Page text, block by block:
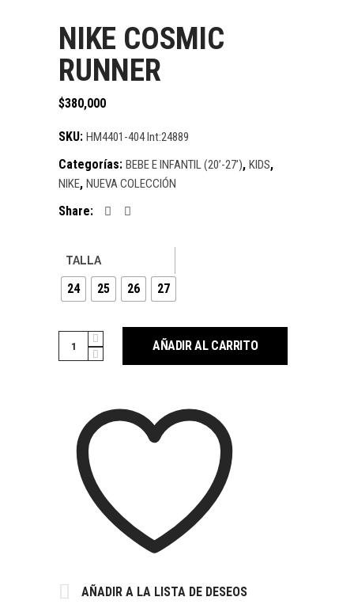
NIKE COSMIC
RUNNER
$380,000
SKU: HM4401-404 Int:24889
Categorías: BEBE E INFANTIL (20’-27’), KIDS,
NIKE, NUEVA COLECCIÓN
Share:
TALLA
24 25 26 27
Cantidad AÑADIR AL CARRITO
AÑADIR A LA LISTA DE DESEOS